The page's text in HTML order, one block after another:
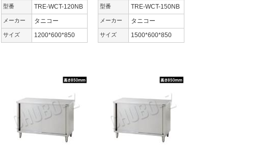
型番 TRE-WCT-120NB
メーカー タニコー
サイズ 1200*600*850
型番 TRE-WCT-150NB
メーカー タニコー
サイズ 1500*600*850